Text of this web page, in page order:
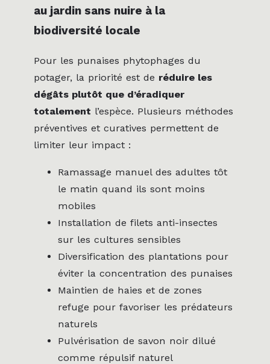
au jardin sans nuire à la
biodiversité locale
Pour les punaises phytophages du
potager, la priorité est de réduire les
dégâts plutôt que d’éradiquer
totalement l’espèce. Plusieurs méthodes
préventives et curatives permettent de
limiter leur impact :
Ramassage manuel des adultes tôt
le matin quand ils sont moins
mobiles
Installation de filets anti-insectes
sur les cultures sensibles
Diversification des plantations pour
éviter la concentration des punaises
Maintien de haies et de zones
refuge pour favoriser les prédateurs
naturels
Pulvérisation de savon noir dilué
comme répulsif naturel